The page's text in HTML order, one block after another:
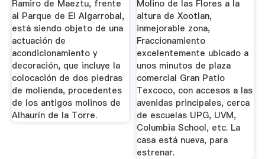
Ramiro de Maeztu, frente
al Parque de El Algarrobal,
está siendo objeto de una
actuación de
acondicionamiento y
decoración, que incluye la
colocación de dos piedras
de molienda, procedentes
de los antigos molinos de
Alhaurín de la Torre.
Molino de las Flores a la
altura de Xootlan,
inmejorable zona,
Fraccionamiento
excelentemente ubicado a
unos minutos de plaza
comercial Gran Patio
Texcoco, con accesos a las
avenidas principales, cerca
de escuelas UPG, UVM,
Columbia School, etc. La
casa está nueva, para
estrenar.